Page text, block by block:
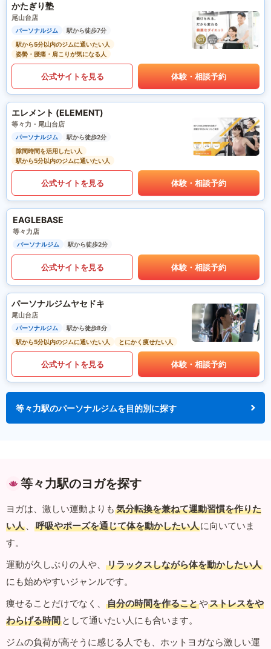
かたぎり塾
尾山台店
パーソナルジム
駅から徒歩7分
駅から5分以内のジムに通いたい人
姿勢・腰痛・肩こりが気になる人
公式サイトを見る 体験・相談予約
エレメント (ELEMENT)
等々力・尾山台店
パーソナルジム
駅から徒歩2分
隙間時間を活用したい人
駅から5分以内のジムに通いたい人
公式サイトを見る 体験・相談予約
EAGLEBASE
等々力店
パーソナルジム 駅から徒歩2分
公式サイトを見る 体験・相談予約
パーソナルジムヤセドキ
尾山台店
パーソナルジム
駅から徒歩8分
駅から5分以内のジムに通いたい人
とにかく痩せたい人
公式サイトを見る 体験・相談予約
等々力駅のパーソナルジムを目的別に探す
等々力駅のヨガを探す
ヨガは、激しい運動よりも 気分転換を兼ねて運動習慣を作りた
い人 、 呼吸やポーズを通じて体を動かしたい人に向いていま
す。
運動が久しぶりの人や、
リラックスしながら体を動かしたい人
にも始めやすいジャンルです。
痩せることだけでなく、
自分の時間を作ることやストレスをや
わらげる時間 として通いたい人にも合います。
ジムの負荷が高そうに感じる人でも、ホットヨガなら激しい運